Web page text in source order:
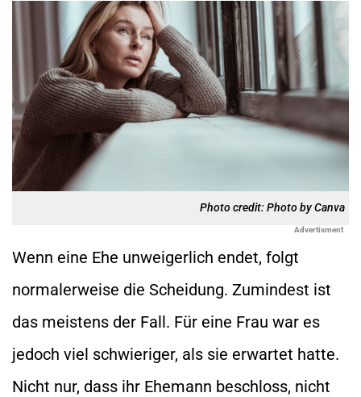
Photo credit: Photo by Canva
Advertisment
Wenn eine Ehe unweigerlich endet, folgt
normalerweise die Scheidung. Zumindest ist
das meistens der Fall. Für eine Frau war es
jedoch viel schwieriger, als sie erwartet hatte.
Nicht nur, dass ihr Ehemann beschloss, nicht